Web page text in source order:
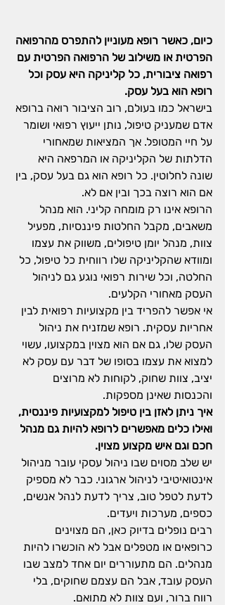
כיום, כאשר רופא מעוניין להתפרס מהרפואה
הפרטית או משילוב של הרפואה הפרטית עם
רפואה ציבורית, כל קליניקה היא עסק וכל
רופא הוא בעל עסק.
בישראל כמו בעולם, רוב הציבור רואה ברופא
אדם שמעניק טיפול, נותן ייעוץ רפואי ושומר
על חיי המטופל. אך המציאות שמאחורי
הדלתות של הקליניקה או המרפאה היא
שונה לחלוטין. כל רופא הוא גם בעל עסק, בין
אם הוא רוצה בכך ובין אם לא.
הרופא אינו רק מומחה קליני. הוא מנהל
משאבים, מקבל החלטות פיננסיות, מפעיל
צוות, מנהל יומן טיפולים, משווק את עצמו
ומוודא שהקליניקה שלו רווחית כל טיפול, כל
החלטה, וכל שירות רפואי נוגע גם לניהול
העסק מאחורי הקלעים.
אי אפשר להפריד בין מקצועיות רפואית לבין
אחריות עסקית. רופא שמזניח את ניהול
העסק שלו, גם אם הוא מצוין במקצועו, עשוי
למצוא את עצמו בסופו של דבר עם עסק לא
יציב, צוות שחוק, לקוחות לא מרוצים
והכנסות שאינן מספקות.
איך ניתן לאזן בין טיפול למקצועיות פיננסית,
ואילו כלים מאפשרים לרופא להיות גם מנהל
חכם וגם איש מקצוע מצוין.
יש שלב מסוים שבו ניהול עסקי עובר מניהול
אינטואיטיבי לניהול ארגוני. כבר לא מספיק
לדעת לטפל טוב, צריך לדעת לנהל אנשים,
כספים, מערכות ויעדים.
רבים נופלים בדיוק כאן, הם מצוינים
כרופאים או מטפלים אבל לא הוכשרו להיות
מנהלים. הם מתעוררים יום אחד למצב שבו
העסק עובד, אבל הם עצמם שחוקים, בלי
רווח ברור, ועם צוות לא מתואם.